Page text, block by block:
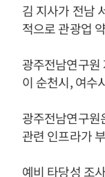
김 지사가 전남
적으로 관광업
광주전남연구원
이 순천시, 여수
광주전남연구원
관련 인프라가
예비 타당성 조